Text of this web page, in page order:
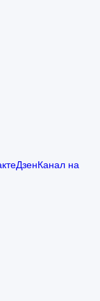
ДзенКанал на